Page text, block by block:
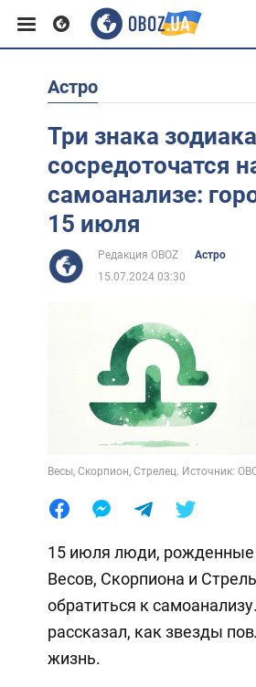
Европа
Азия
Африка
Лайфхаки
Астро
Три знака зодиака
сосредоточатся
самоанализе:
15 июля
Редакция OBOZ
Астро
15.07.2024 03:30
Весы, Скорпион, Стрелец. Источник:
15 июля люди, рожденные
Весов, Скорпиона и
обратиться к
рассказал, как звезды
жизнь.